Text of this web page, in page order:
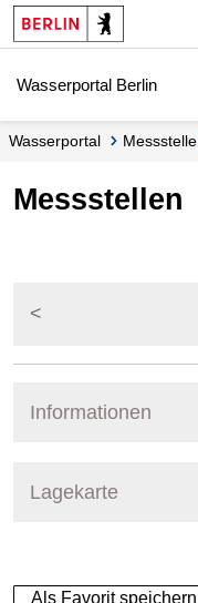
Springe zur Navigation
Springe zum Inhalt
Wasserportal Berlin
Wasserportal Messstelle
Messstellen
Informationen
Lagekarte
+
Als Favorit speichern